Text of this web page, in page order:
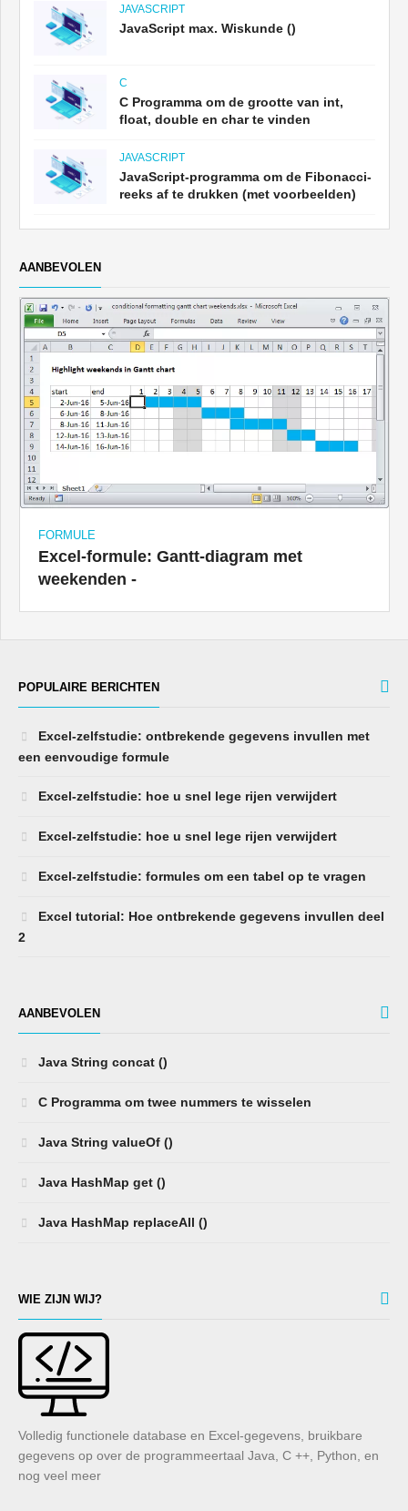
JAVASCRIPT
JavaScript max. Wiskunde ()
C
C Programma om de grootte van int,
float, double en char te vinden
JAVASCRIPT
JavaScript-programma om de Fibonacci-
reeks af te drukken (met voorbeelden)
AANBEVOLEN
FORMULE
Excel-formule: Gantt-diagram met
weekenden -
POPULAIRE BERICHTEN
Excel-zelfstudie: ontbrekende gegevens invullen met
een eenvoudige formule
Excel-zelfstudie: hoe u snel lege rijen verwijdert
Excel-zelfstudie: hoe u snel lege rijen verwijdert
Excel-zelfstudie: formules om een ​​tabel op te vragen
Excel tutorial: Hoe ontbrekende gegevens invullen deel
2
AANBEVOLEN
Java String concat ()
C Programma om twee nummers te wisselen
Java String valueOf ()
Java HashMap get ()
Java HashMap replaceAll ()
WIE ZIJN WIJ?
Volledig functionele database en Excel-gegevens, bruikbare
gegevens op over de programmeertaal Java, C ++, Python, en
nog veel meer